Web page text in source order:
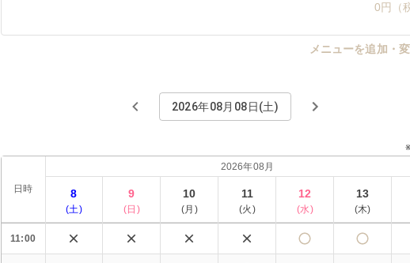
0円（
メニューを追加・
2026年08月08日(土)
日時
2026年08月
8
(土)
9
(日 )
10
(月 )
11
(火 )
12
(水)
13
(木)
11:00